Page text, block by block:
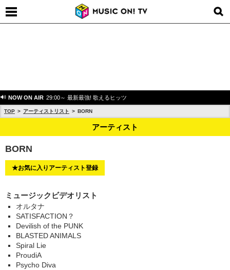
NOW ON AIR 29:00～ 最新最強! 歌えるヒッツ
TOP アーティストリスト BORN
アーティスト
BORN
★お気に入りアーティスト登録
ミュージックビデオリスト
オルタナ
SATISFACTION？
Devilish of the PUNK
BLASTED ANIMALS
Spiral Lie
ProudiA
Psycho Diva